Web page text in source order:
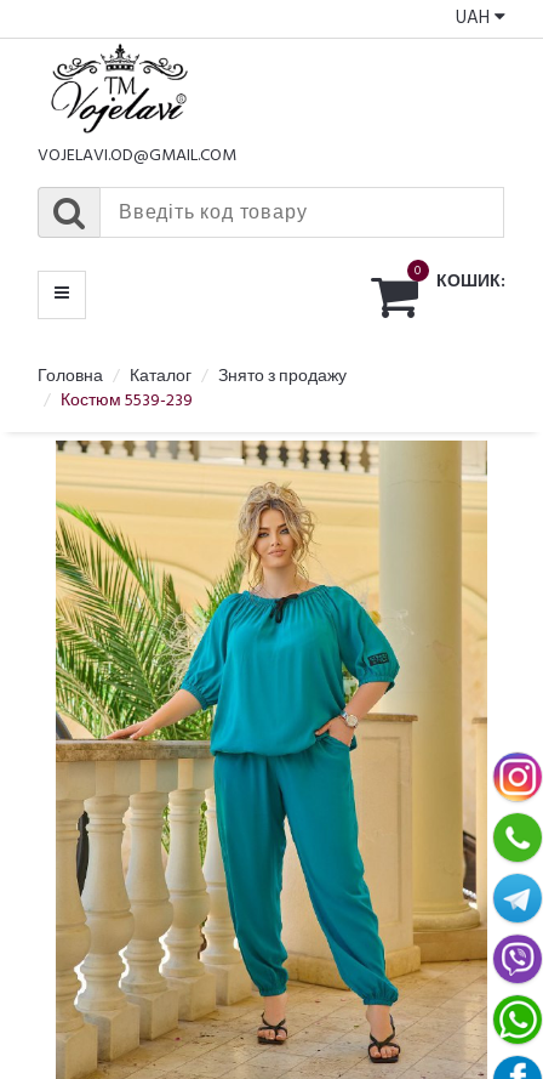
UAH
VOJELAVI.OD@GMAIL.COM
0 КОШИК:
МЕНЮ
Головна Каталог
Знято з продажу
Костюм 5539-239